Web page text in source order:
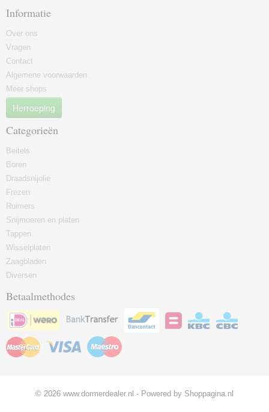
Informatie
Over ons
Vragen
Contact
Algemene voorwaarden
Meer shops
Herroeping
Categorieën
Beitels
Boren
Draadsnijolie
Frezen
Ruimers
Snijmoeren en platen
Tappen
Wisselplaten
Zaagbladen
Diversen
Betaalmethodes
© 2026 www.dormerdealer.nl - Powered by Shoppagina.nl